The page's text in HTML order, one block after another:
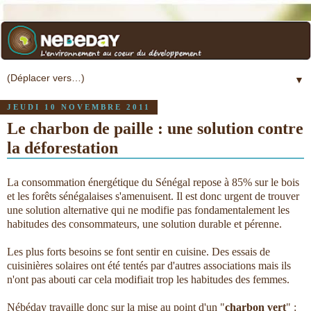
▼
JEUDI 10 NOVEMBRE 2011
Le charbon de paille : une solution contre
la déforestation
La consommation énergétique du Sénégal repose à 85% sur le bois
et les forêts sénégalaises s'amenuisent. Il est donc urgent de trouver
une solution alternative qui ne modifie pas fondamentalement les
habitudes des consommateurs, une solution durable et pérenne.
Les plus forts besoins se font sentir en cuisine. Des essais de
cuisinières solaires ont été tentés par d'autres associations mais ils
n'ont pas abouti car cela modifiait trop les habitudes des femmes.
Nébéday travaille donc sur la mise au point d'un "charbon vert" :